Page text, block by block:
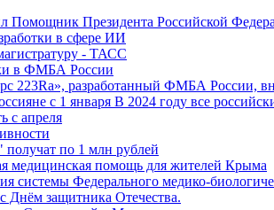
Президента Российской
в сфере ИИ
- ТАСС
в ФМБА России
223Ra», разработанный ФМБА России,
с 1 января В 2024 году все
с апреля
получат по 1 млн рублей
медицинская помощь для жителей Крыма
Федерального медико-
защитника Отечества.